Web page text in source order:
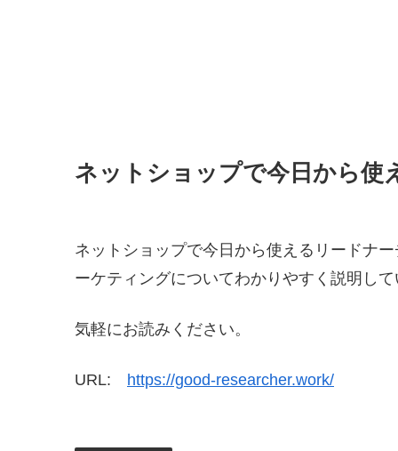
ネットショップで今日から使
ネットショップで今日から使えるリードナ
ーケティングについてわかりやすく説明して
気軽にお読みください。
URL: https://good-researcher.work/